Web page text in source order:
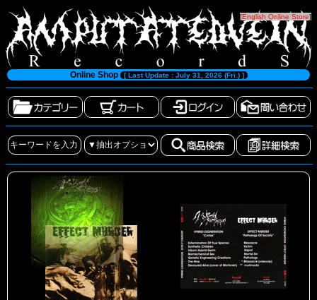
[English Online Store]
Online Shop [ Last Update : July 31, 2026 (Fri.) ]